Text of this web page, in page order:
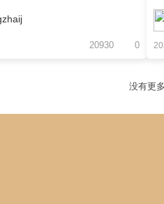
20930 0
没有更